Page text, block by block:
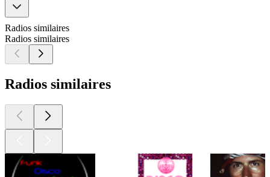
Radios similaires
Radios similaires
Radios similaires